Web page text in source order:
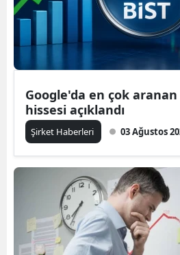
Google'da en çok aranan
hissesi açıklandı
Şirket Haberleri 03 Ağustos